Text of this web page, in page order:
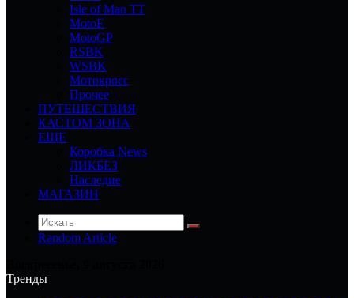
Isle of Man TT
MotoE
MotoGP
RSBK
WSBK
Мотокросс
Прочее
ПУТЕШЕСТВИЯ
КАСТОМ ЗОНА
ЕЩЕ
Коробка News
ЛИКБЕЗ
Наследие
МАГАЗИН
Random Article
Тренды